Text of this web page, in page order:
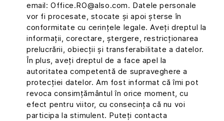
email: Office.RO@also.com. Datele personale
vor fi procesate, stocate și apoi șterse în
conformitate cu cerințele legale. Aveți dreptul la
informații, corectare, ștergere, restricționarea
prelucrării, obiecții și transferabilitate a datelor.
În plus, aveți dreptul de a face apel la
autoritatea competentă de supraveghere a
protecției datelor. Am fost informat că îmi pot
revoca consimțământul în orice moment, cu
efect pentru viitor, cu consecința că nu voi
participa la stimulent. Puteți contacta